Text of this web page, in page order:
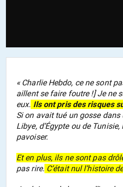
« Charlie Hebdo, ce ne sont
aillent se faire foutre !] Je ne
eux. Ils ont pris des risques
Si on avait tué un gosse
Libye, d’Égypte ou de
pavoiser.
Et en plus, ils ne sont pas
pas rire. C’était nul l’histoire